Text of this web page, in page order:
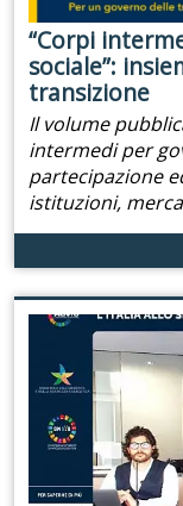
“Corpi
sociale”:
transizione
Il volume
intermedi per
partecipazione
istituzioni,